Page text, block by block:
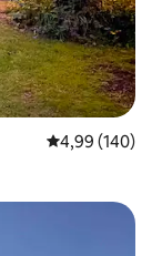
Průměrné
4,99 (140)